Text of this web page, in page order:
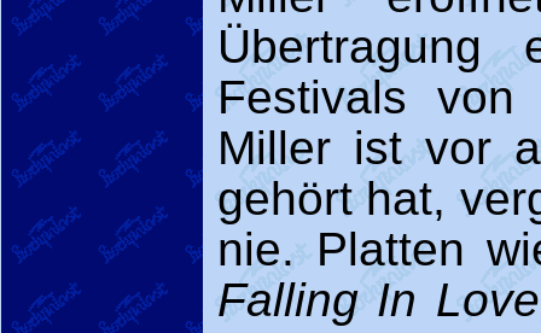
Übertragung
Festivals
Miller ist vor
gehört hat,
nie. Platten
Falling In